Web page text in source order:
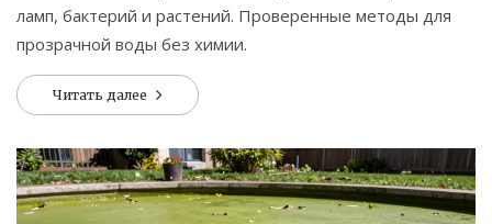
ламп, бактерий и растений. Проверенные методы для
прозрачной воды без химии.
Читать далее